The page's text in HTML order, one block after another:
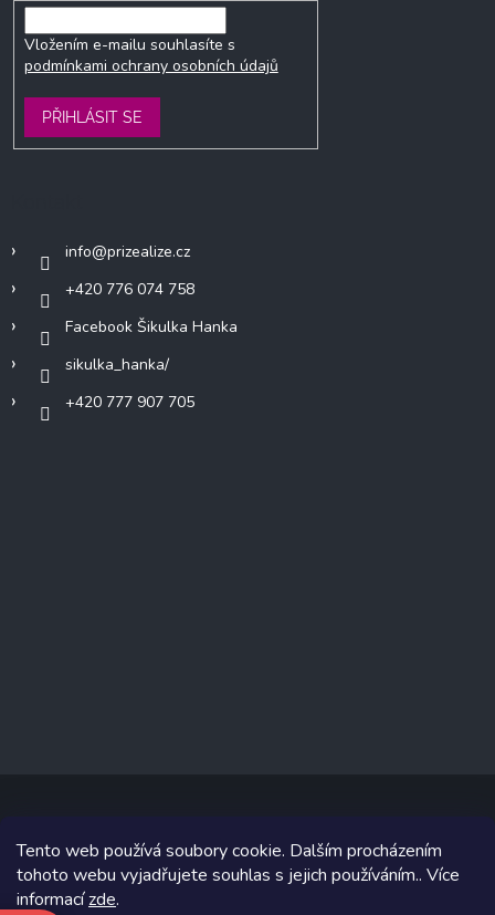
Tento web používá soubory cookie. Dalším procházením
tohoto webu vyjadřujete souhlas s jejich používáním.. Více
informacízde.
Vložením e-mailu souhlasíte s
podmínkami ochrany osobních údajů
PŘIHLÁSIT SE
info@prizealize.cz
+420 776 074 758
Facebook Šikulka Hanka
sikulka_hanka/
+420 777 907 705
Copyright 2026www.prizealize.cz. Všechna práva vyhrazena.
Grafický návrh vytvořil a na Shoptet implementoval